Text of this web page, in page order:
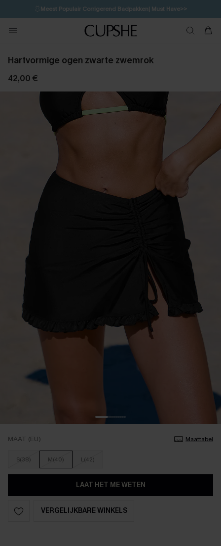
🩱Meest Populair Corrigerend Badpakken| Must Have>>
💌Abonneer je & ontvang tot 15% korting>>
Koop 3, krijg 15% korting | CODE: SW15
Hartvormige ogen zwarte zwemrok
42,00 €
MAAT (EU) Maattabel
S(38) M(40) L(42)
LAAT HET ME WETEN
VERGELIJKBARE WINKELS